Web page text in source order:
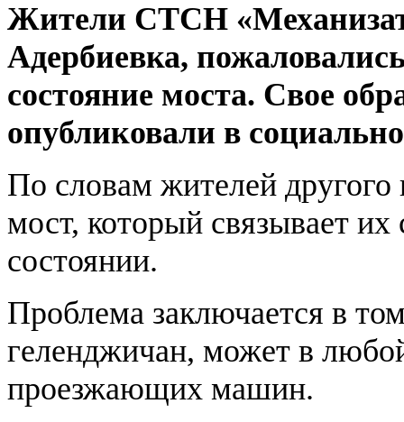
Жители СТСН
Адербиевка,
состояние моста. Свое
опубликовали в
По словам жителей другого
мост, который связывает
состоянии.
Проблема заключается в
геленджичан, может в
проезжающих машин.